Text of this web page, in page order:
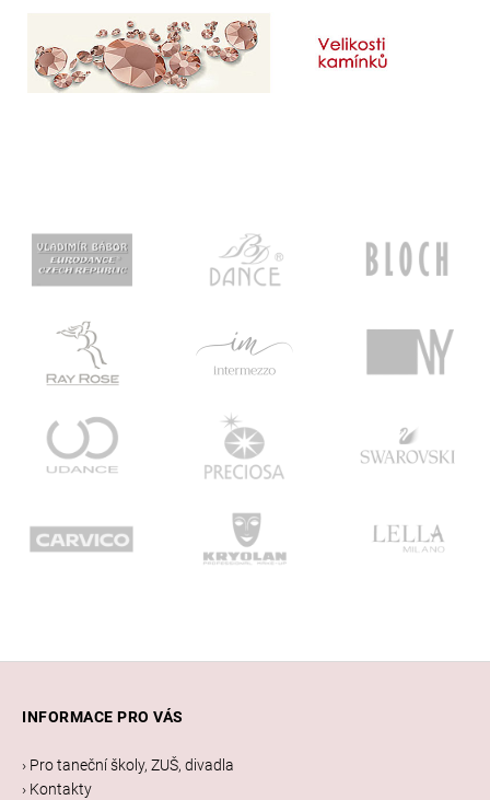
INFORMACE PRO VÁS
› Pro taneční školy, ZUŠ, divadla
› Kontakty